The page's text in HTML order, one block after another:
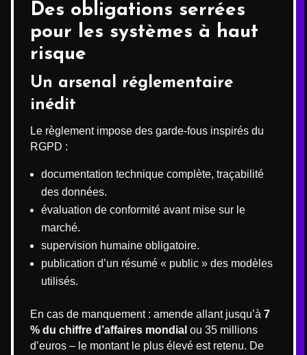
Des obligations serrées
pour les systèmes à haut
risque
Un arsenal réglementaire
inédit
Le règlement impose des garde-fous inspirés du
RGPD :
documentation technique complète, traçabilité
des données.
évaluation de conformité avant mise sur le
marché.
supervision humaine obligatoire.
publication d’un résumé « public » des modèles
utilisés.
En cas de manquement : amende allant jusqu’à 7
% du chiffre d’affaires mondial ou 35 millions
d’euros – le montant le plus élevé est retenu. De